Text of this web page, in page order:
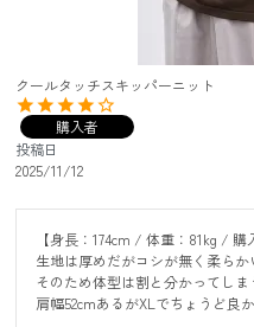
クールタッチスキッパーニット
購入者
投稿日
2025/11/12
【身長：174cm / 体重：81kg / 購
生地は厚めだがコシが無く柔らか
そのため体型は割と分かってし
肩幅52cmあるがXLでちょうど良か